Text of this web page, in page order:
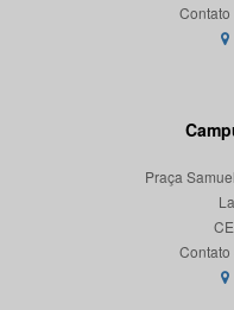
Praça